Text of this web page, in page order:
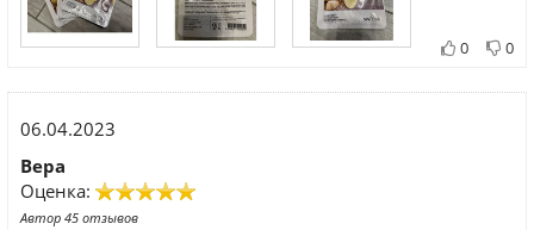
0 0
06.04.2023
Вера
Оценка:
Автор 45 отзывов